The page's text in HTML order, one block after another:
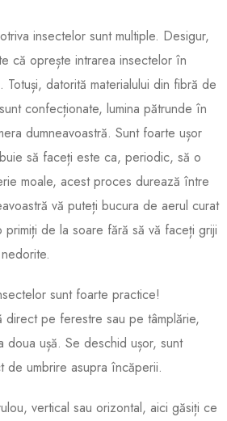
insectelor sunt multiple. Desigur,
că oprește intrarea insectelor în
Totuși, datorită materialului din fibră de
confecționate, lumina pătrunde în
dumneavoastră. Sunt foarte ușor
să faceți este ca, periodic, să o
moale, acest proces durează între
vă puteți bucura de aerul curat
de la soare fără să vă faceți griji
sunt foarte practice!
direct pe ferestre sau pe tâmplărie,
doua ușă. Se deschid ușor, sunt
de umbrire asupra încăperii.
vertical sau orizontal, aici găsiți ce